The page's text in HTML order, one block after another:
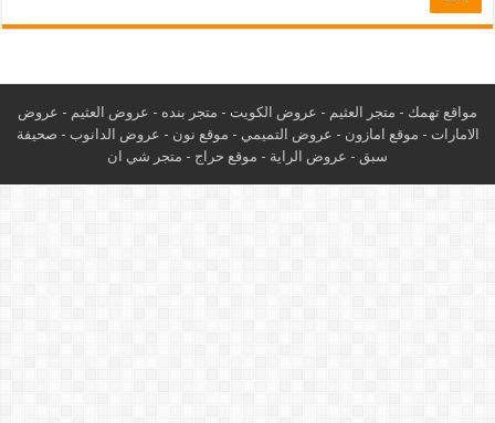
مواقع تهمك - متجر العثيم - عروض الكويت - متجر بنده - عروض العثيم - عروض
الامارات - موقع امازون - عروض التميمي - موقع نون - عروض الدانوب - صحيفة
سبق - عروض الراية - موقع حراج - متجر شي ان